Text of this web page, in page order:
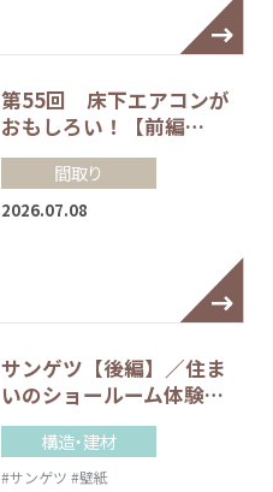
第55回 床下エアコンが
おもしろい！【前編…
間取り
2026.07.08
サンゲツ【後編】／住ま
いのショールーム体験…
構造・建材
#サンゲツ #壁紙